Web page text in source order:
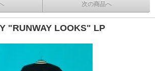
次の商品へ
"RUNWAY LOOKS" LP